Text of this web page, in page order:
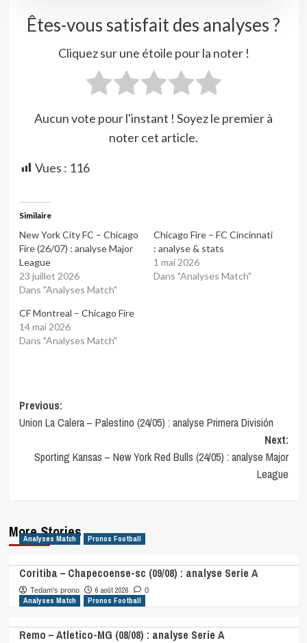
Êtes-vous satisfait des analyses ?
Cliquez sur une étoile pour la noter !
Aucun vote pour l'instant ! Soyez le premier à
noter cet article.
Vues : 116
Similaire
New York City FC – Chicago
Fire (26/07) : analyse Major
League
23 juillet 2026
Dans "Analyses Match"
Chicago Fire – FC Cincinnati
: analyse & stats
1 mai 2026
Dans "Analyses Match"
CF Montreal – Chicago Fire
14 mai 2026
Dans "Analyses Match"
Post
navigation
Previous:
Union La Calera – Palestino (24/05) : analyse Primera División
Next:
Sporting Kansas – New York Red Bulls (24/05) : analyse Major
League
More Stories
Analyses Match Pronos Football
Coritiba – Chapecoense-sc (09/08) : analyse Serie A
Tedam's prono 6 août 2026 0
Analyses Match Pronos Football
Remo – Atletico-MG (08/08) : analyse Serie A